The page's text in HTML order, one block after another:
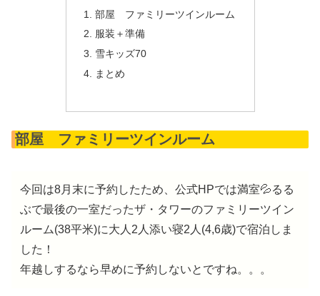
部屋 ファミリーツインルーム
服装＋準備
雪キッズ70
まとめ
部屋 ファミリーツインルーム
今回は8月末に予約したため、公式HPでは満室💦るる
ぶで最後の一室だったザ・タワーのファミリーツイン
ルーム(38平米)に大人2人添い寝2人(4,6歳)で宿泊しま
した！
年越しするなら早めに予約しないとですね。。。